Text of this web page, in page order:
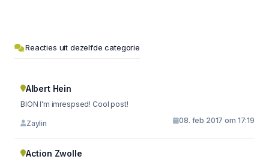
Reacties uit dezelfde categorie
Albert Hein
BION I'm imrespsed! Cool post!
Zaylin 08. feb 2017 om 17:19
Action Zwolle